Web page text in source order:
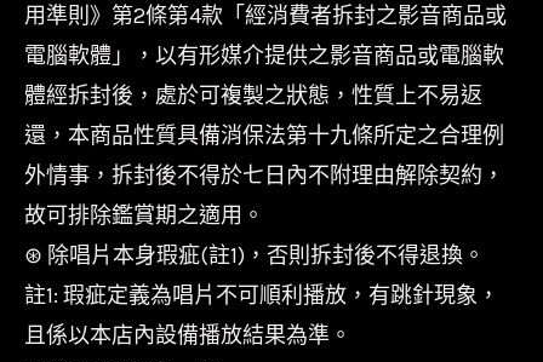
用準則》第2條第4款「經消費者拆封之影音商品或
電腦軟體」，以有形媒介提供之影音商品或電腦軟
體經拆封後，處於可複製之狀態，性質上不易返
還，本商品性質具備消保法第十九條所定之合理例
外情事，拆封後不得於七日內不附理由解除契約，
故可排除鑑賞期之適用。
⊛ 除唱片本身瑕疵(註1)，否則拆封後不得退換。
註1: 瑕疵定義為唱片不可順利播放，有跳針現象，
且係以本店內設備播放結果為準。